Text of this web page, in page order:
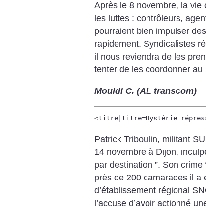
Après le 8 novembre, la vie
les luttes : contrôleurs,
pourraient bien impulser
rapidement. Syndicalistes
il nous reviendra de les
tenter de les coordonner au
Mouldi C. (AL transcom)
<titre|titre=Hystérie
Patrick Triboulin, militant
14 novembre à Dijon,
par destination ”. Son crime
près de 200 camarades il a
d’établissement régional
l’accuse d’avoir actionné